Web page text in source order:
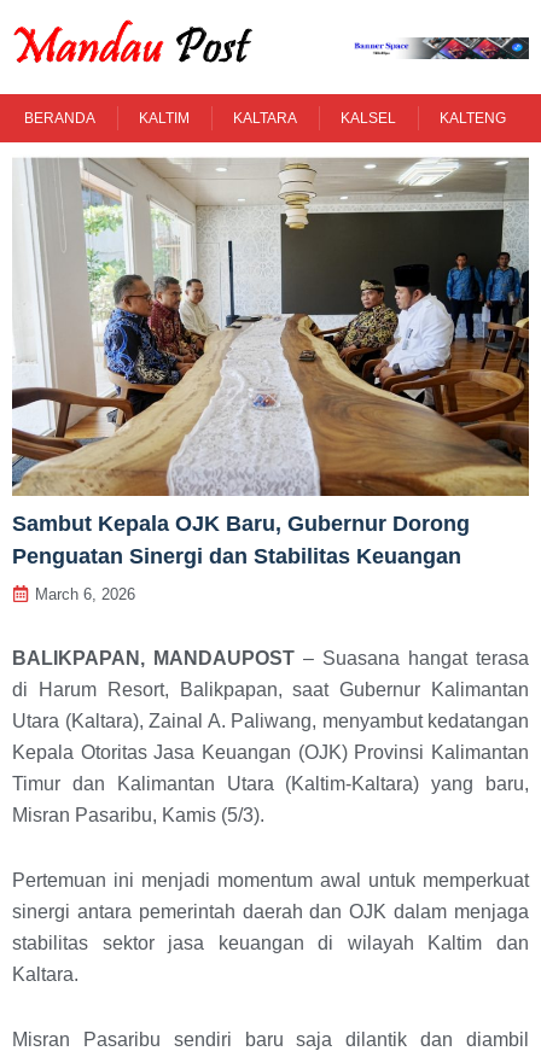
to
BERANDA KALTIM KALTARA KALSEL KALTENG
Sambut Kepala OJK Baru, Gubernur Dorong
Penguatan Sinergi dan Stabilitas Keuangan
March 6, 2026
BALIKPAPAN, MANDAUPOST – Suasana hangat terasa
di Harum Resort, Balikpapan, saat Gubernur Kalimantan
Utara (Kaltara), Zainal A. Paliwang, menyambut kedatangan
Kepala Otoritas Jasa Keuangan (OJK) Provinsi Kalimantan
Timur dan Kalimantan Utara (Kaltim-Kaltara) yang baru,
Misran Pasaribu, Kamis (5/3).
Pertemuan ini menjadi momentum awal untuk memperkuat
sinergi antara pemerintah daerah dan OJK dalam menjaga
stabilitas sektor jasa keuangan di wilayah Kaltim dan
Kaltara.
Misran Pasaribu sendiri baru saja dilantik dan diambil